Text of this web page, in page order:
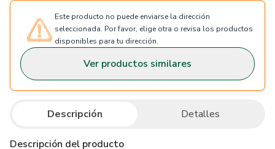
Este producto no puede enviarse la dirección
seleccionada. Por favor, elige otra o revisa los productos
disponibles para tu dirección.
Ver productos similares
Descripción Detalles
Descripción del producto